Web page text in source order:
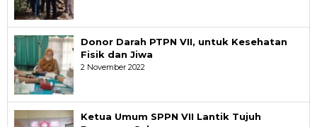
Donor Darah PTPN VII, untuk Kesehatan
Fisik dan Jiwa
2 November 2022
Ketua Umum SPPN VII Lantik Tujuh